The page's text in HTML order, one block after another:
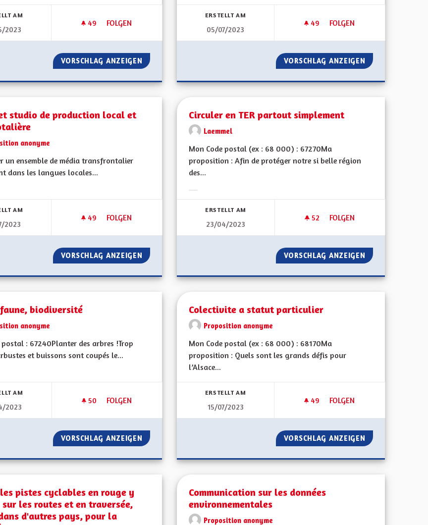
AM
2023
49 49 FOLLOWER
FOLGEN
BUDGETS DÉPENSES ET PRÉCARITÉ
VORSCHLAG ANZEIGEN BUDGETS DÉPENSES ET PRÉCARITÉ
ERSTELLT AM
05/07/2023
49 49 FOLLOWER
FOLGEN
CESSER DE CONSTRUIRE
VORSCHLAG ANZEIGEN CESSER DE
studio de production local et
anonyme
un ensemble de média transfrontalier
dans les langues locales...
AM
2023
49 49 FOLLOWER
FOLGEN
CHAINE ET STUDIO DE PRODUCTION LOCAL ET TRANSFROTALIÈRE
VORSCHLAG ANZEIGEN CHAINE ET STUDIO DE PRODUCTION LOCAL ET TRANSFROTALIÈRE
Circuler en TER partout simplement
Laemmel
Mon Code postal (ex : 68 000) : 67270Ma
proposition : Afin de protéger notre si belle région
des...
ERSTELLT AM
23/04/2023
52 52 FOLLOWER
FOLGEN
CIRCULER EN TER PARTOUT
VORSCHLAG ANZEIGEN CIRCULER EN
biodiversité
anonyme
postal : 67240Planter des arbres !Trop
et buissons sont coupés le...
AM
2023
50 50 FOLLOWER
FOLGEN
CLIMAT, FAUNE, BIODIVERSITÉ
VORSCHLAG ANZEIGEN CLIMAT, FAUNE, BIODIVERSITÉ
Colectivite a statut particulier
Proposition anonyme
Mon Code postal (ex : 68 000) : 68170Ma
proposition : Quels sont les grands défis pour
l’Alsace...
ERSTELLT AM
15/07/2023
49 49 FOLLOWER
FOLGEN
COLECTIVITE A STATUT
VORSCHLAG ANZEIGEN COLECTIVITE A
pistes cyclables en rouge y
sur les routes et en traversée,
d'autres pays, pour la
Communication sur les données
environnementales
Proposition anonyme